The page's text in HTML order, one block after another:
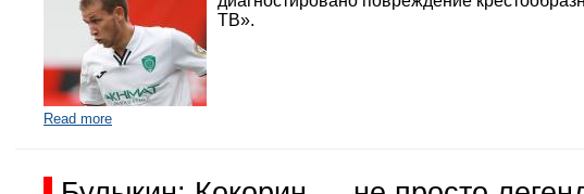
ТВ».
Read more